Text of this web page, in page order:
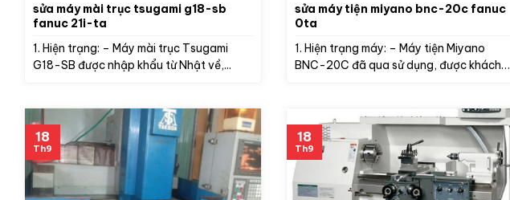
sửa máy mài trục tsugami g18-sb
fanuc 21i-ta
1. Hiện trạng: – Máy mài trục Tsugami
G18-SB được nhập khẩu từ Nhật về,...
sửa máy tiện miyano bnc-20c fanuc
0ta
1. Hiện trạng máy: – Máy tiện Miyano
BNC-20C đã qua sử dụng, được khách
18
Th9
18
Th9